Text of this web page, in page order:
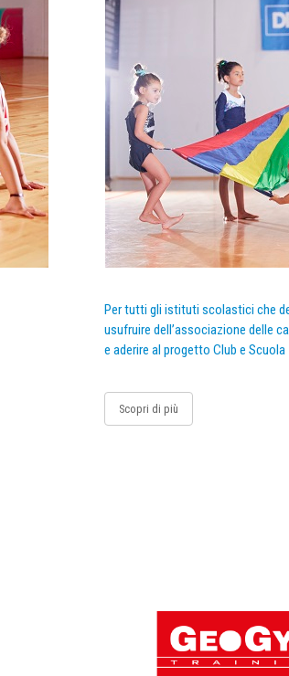
Per tutti gli istituti scolastici che
usufruire dell’associazione delle
e aderire al progetto Club e Scuola
Scopri di più